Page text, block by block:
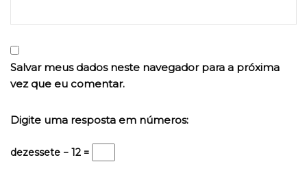
Salvar meus dados neste navegador para a próxima
vez que eu comentar.
Digite uma resposta em números:
dezessete − 12 =